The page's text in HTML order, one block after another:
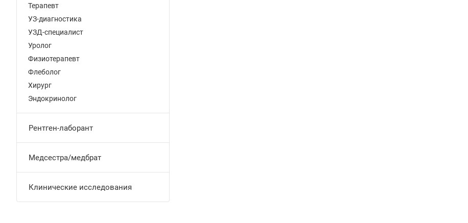
Терапевт
УЗ-диагностика
УЗД-специалист
Уролог
Физиотерапевт
Флеболог
Хирург
Эндокринолог
Рентген-лаборант
Медсестра/медбрат
Клинические исследования